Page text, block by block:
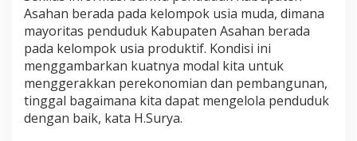
s
a
h
a
n
d
i
e
Asahan berada pada kelompok usia muda, dimana
mayoritas penduduk Kabupaten Asahan berada
pada kelompok usia produktif. Kondisi ini
menggambarkan kuatnya modal kita untuk
menggerakkan perekonomian dan pembangunan,
tinggal bagaimana kita dapat mengelola penduduk
dengan baik, kata H.Surya.